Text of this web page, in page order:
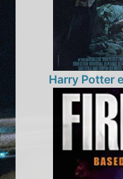
Harry Potter